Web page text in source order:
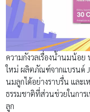
ความกังวลเรื่องน้ำนมน้อ
ใหม่ ผลิตภัณฑ์จากแบรนด์
นมลูกได้อย่างราบรื่น และเ
ธรรมชาติที่ส่วนช่วยในกา
ลูก